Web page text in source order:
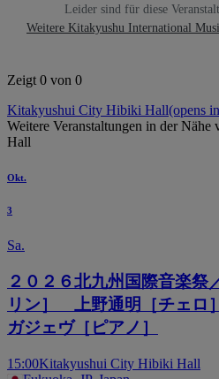
Leider sind für diese
Weitere Kitakyushu International
Zeigt 0 von 0
Kitakyushui City Hibiki Hall(opens
Weitere Veranstaltungen in der
Hall
Okt.
3
Sa.
２０２６北九州国際音楽祭
リン］ 上野通明［チェロ
ガジェヴ［ピアノ］
15:00Kitakyushui City Hibiki Hall